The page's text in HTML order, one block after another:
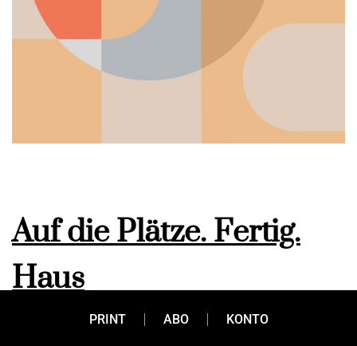
Auf die Plätze. Fertig.
Haus
PRINT ABO KONTO